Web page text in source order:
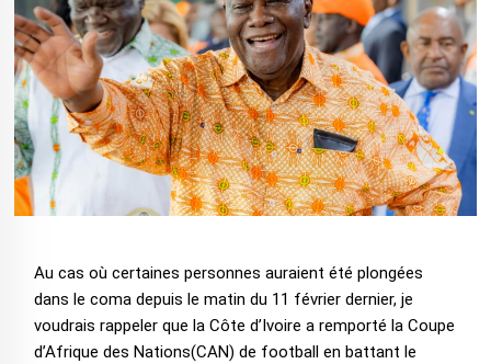
Au cas où certaines personnes auraient été plongées
dans le coma depuis le matin du 11 février dernier, je
voudrais rappeler que la Côte d’Ivoire a remporté la Coupe
d’Afrique des Nations(CAN) de football en battant le